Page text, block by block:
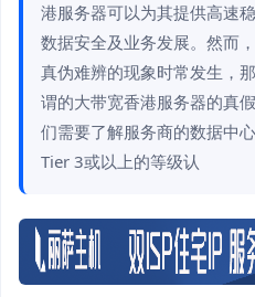
港服务器可以为其提供高速
数据安全及业务发展。然而
真伪难辨的现象时常发生，
谓的大带宽香港服务器的真
们需要了解服务商的数据中
Tier 3或以上的等级认